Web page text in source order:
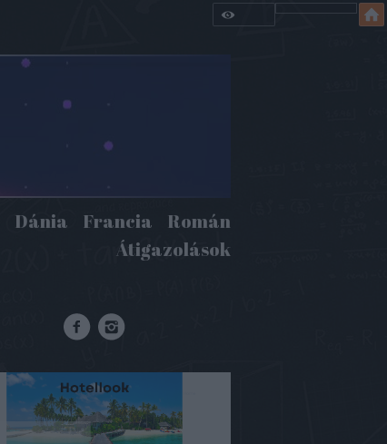
Dánia Francia
Román
Átigazolások